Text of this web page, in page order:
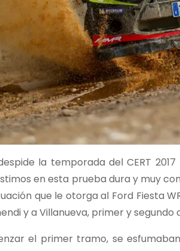
la temporada del CERT
en esta prueba dura y muy
que le otorga al Ford Fiesta
y a Villanueva, primer y
el primer tramo, se